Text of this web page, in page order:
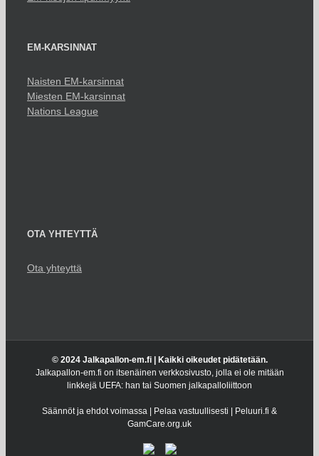
EM-KARSINNAT
Naisten EM-karsinnat
Miesten EM-karsinnat
Nations League
OTA YHTEYTTÄ
Ota yhteyttä
© 2024 Jalkapallon-em.fi | Kaikki oikeudet pidätetään.
Jalkapallon-em.fi on itsenäinen verkkosivusto, jolla ei ole mitään
linkkejä UEFA: han tai Suomen jalkapalloliittoon
Säännöt ja ehdot voimassa | Pelaa vastuullisesti | Peluuri.fi &
GamCare.org.uk